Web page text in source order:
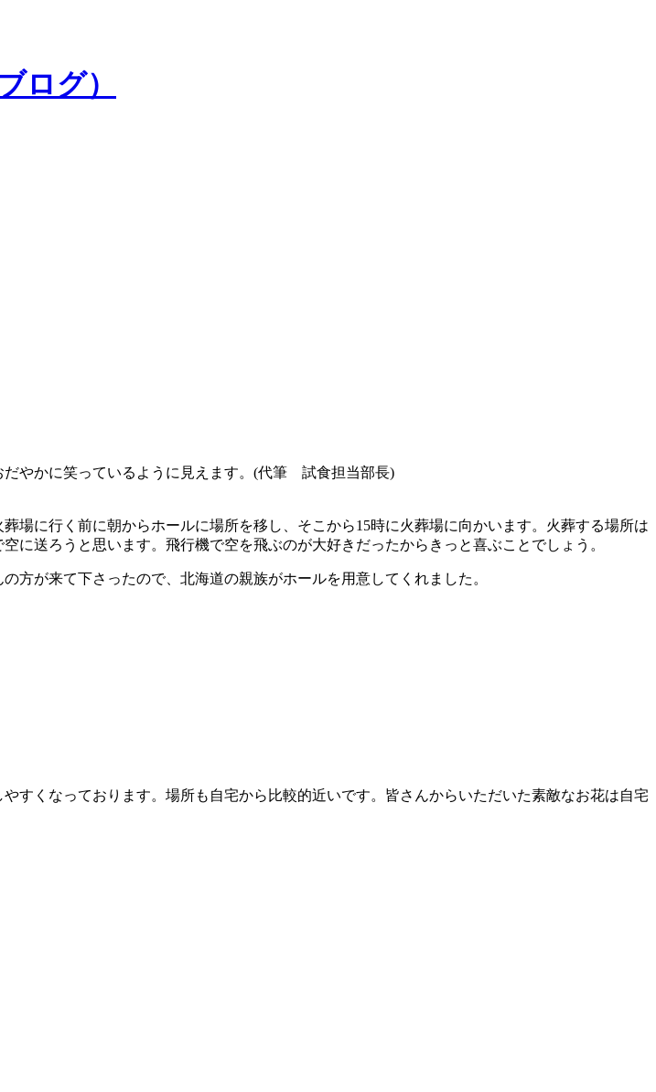
ログ）
やかに笑っているように見えます。(代筆 試食担当部長)
場に行く前に朝からホールに場所を移し、そこから15時に火葬場に向かいます。火葬する場所は
送ろうと思います。飛行機で空を飛ぶのが大好きだったからきっと喜ぶことでしょう。
方が来て下さったので、北海道の親族がホールを用意してくれました。
すくなっております。場所も自宅から比較的近いです。皆さんからいただいた素敵なお花は自宅